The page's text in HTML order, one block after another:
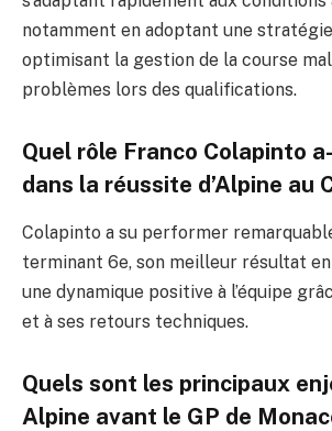
notamment en adoptant une
optimisant la gestion de la course
problèmes lors des qualifications.
Quel rôle Franco Colapinto
dans la réussite d’Alpine au
Colapinto a su performer
terminant 6e, son meilleur résultat
une dynamique positive à l’équipe
et à ses retours techniques.
Quels sont les principaux
Alpine avant le GP de